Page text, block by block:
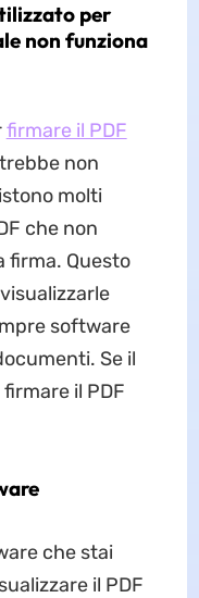
per
non funziona
firmare il PDF
non
molti
che non
firma. Questo
software
Se il
il PDF
che stai
il PDF